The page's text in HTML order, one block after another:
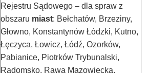
Rejestru Sądowego – dla spraw z
obszaru miast: Bełchatów, Brzeziny,
Głowno, Konstantynów Łódzki, Kutno,
Łęczyca, Łowicz, Łódź, Ozorków,
Pabianice, Piotrków Trybunalski,
Radomsko, Rawa Mazowiecka,